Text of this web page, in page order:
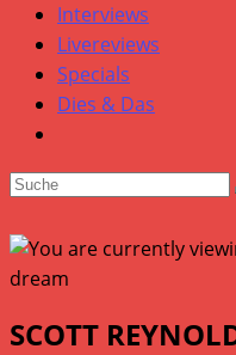
Interviews
Livereviews
Specials
Dies & Das
SCOTT